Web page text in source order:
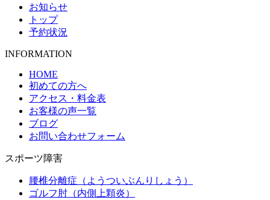
お知らせ
トップ
予約状況
INFORMATION
HOME
初めての方へ
アクセス・料金表
お客様の声一覧
ブログ
お問い合わせフォーム
スポーツ障害
腰椎分離症（ようついぶんりしょう）
ゴルフ肘（内側上顆炎）